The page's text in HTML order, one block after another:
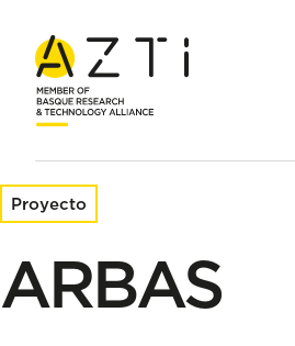
Inicio Proyectos de investigación
Proyecto
ARBAS